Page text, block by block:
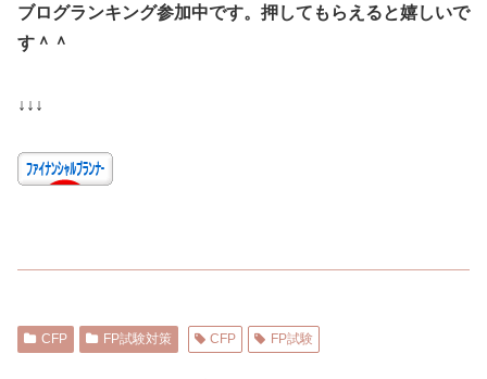
ブログランキング参加中です。押してもらえると嬉しいで
す＾＾
↓↓↓
CFP FP試験対策 CFP FP試験